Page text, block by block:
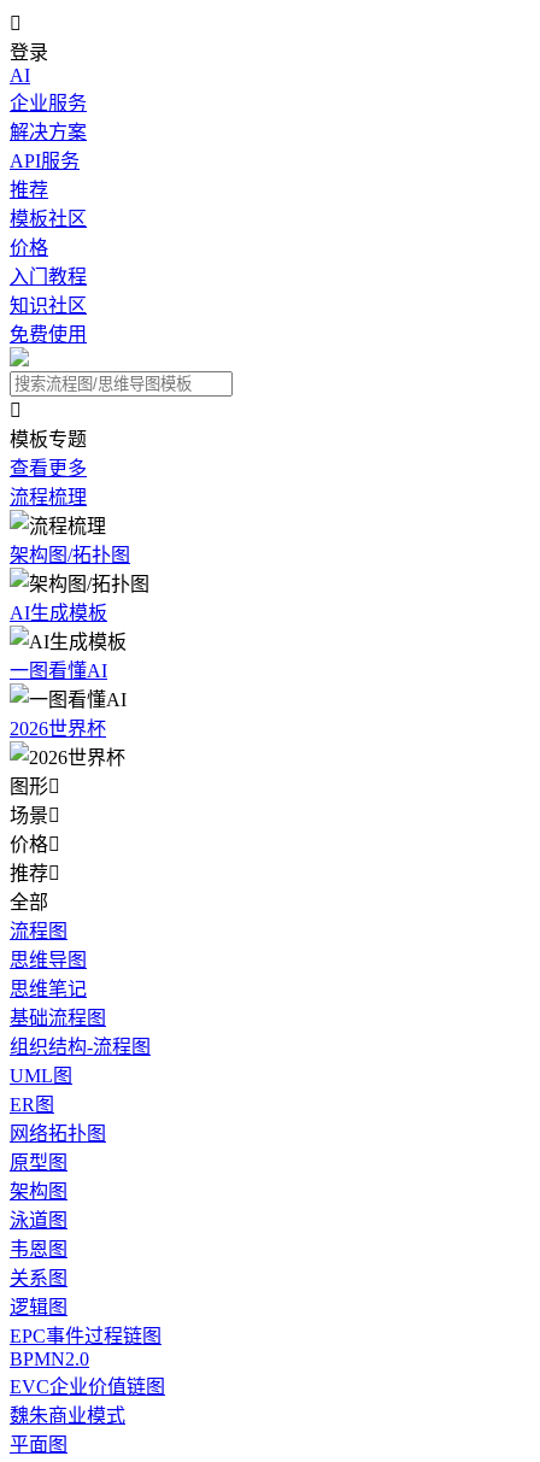

登录
AI
企业服务
解决方案
API服务
推荐
模板社区
价格
入门教程
知识社区
免费使用

模板专题
查看更多
流程梳理
架构图/拓扑图
AI生成模板
一图看懂AI
2026世界杯
图形
场景
价格
推荐
全部
流程图
思维导图
思维笔记
基础流程图
组织结构-流程图
UML图
ER图
网络拓扑图
原型图
架构图
泳道图
韦恩图
关系图
逻辑图
EPC事件过程链图
BPMN2.0
EVC企业价值链图
魏朱商业模式
平面图